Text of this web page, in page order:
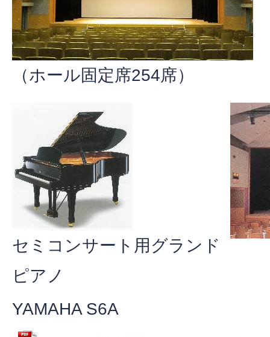
（ホール固定席254席）
セミコンサート用グランド
ピアノ
YAMAHA S6A